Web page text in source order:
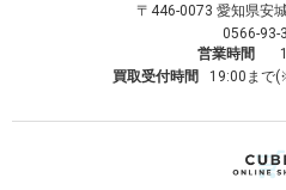
〒446-0073 愛知県安
0566-93-
営業時間
買取受付時間
19:00まで